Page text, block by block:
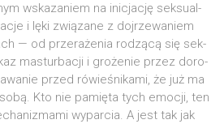
wska­za­niem na ini­cja­cję sek­su­al­
i lęki zwią­za­ne z doj­rze­wa­niem
— od prze­ra­że­nia rodzą­cą się sek­
mastur­ba­cji i gro­że­nie przez doro­
przed rówie­śni­ka­mi, że już ma
Kto nie pamię­ta tych emo­cji, ten
wypar­cia. A jest tak jak